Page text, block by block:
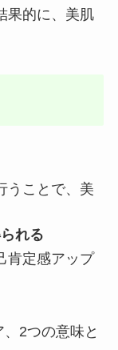
果的に、美肌
うことで、美
れる
肯定感アップ
2つの意味と